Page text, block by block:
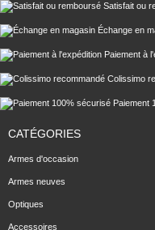
Satisfait ou
Échange en
Paiement à
Colissimo
Paiement
CATÉGORIES
Armes d'occasion
Armes neuves
Optiques
Accessoires